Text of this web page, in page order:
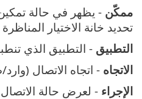
ممكّن - يظهر في حالة
تحديد خانة الاختيار
التطبيق - التطبيق الذي
الاتجاه - اتجاه الاتصال
الإجراء - لعرض حالة